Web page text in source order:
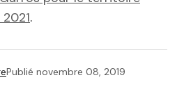
.
Publié novembre 08, 2019